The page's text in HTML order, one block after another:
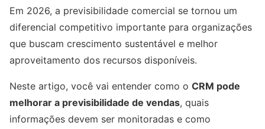
Em 2026, a previsibilidade comercial se tornou um
diferencial competitivo importante para organizações
que buscam crescimento sustentável e melhor
aproveitamento dos recursos disponíveis.
Neste artigo, você vai entender como o CRM pode
melhorar a previsibilidade de vendas, quais
informações devem ser monitoradas e como